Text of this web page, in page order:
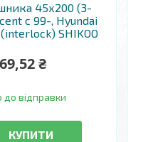
45х200 (3-
c 99-, Hyundai
SHIKOO
₴
до відправки
КУПИТИ